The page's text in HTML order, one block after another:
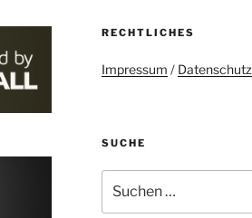
RECHTLICHES
Impressum / Datenschutz
SUCHE
nach: